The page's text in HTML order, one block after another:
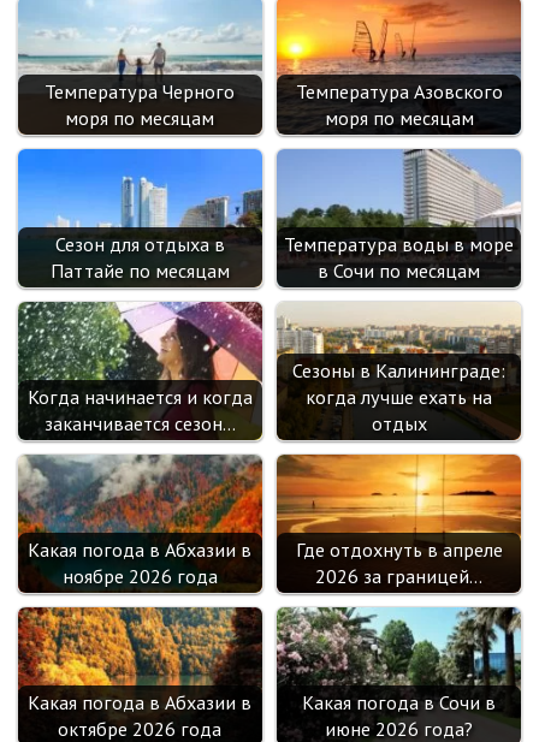
Температура Черного
моря по месяцам
Температура Азовского
моря по месяцам
Сезон для отдыха в
Паттайе по месяцам
Температура воды в море
в Сочи по месяцам
Когда начинается и когда
заканчивается сезон…
Сезоны в Калининграде:
когда лучше ехать на
отдых
Какая погода в Абхазии в
ноябре 2026 года
Где отдохнуть в апреле
2026 за границей…
Какая погода в Абхазии в
октябре 2026 года
Какая погода в Сочи в
июне 2026 года?